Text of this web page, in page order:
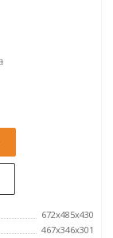
672x485x430
467x346x301